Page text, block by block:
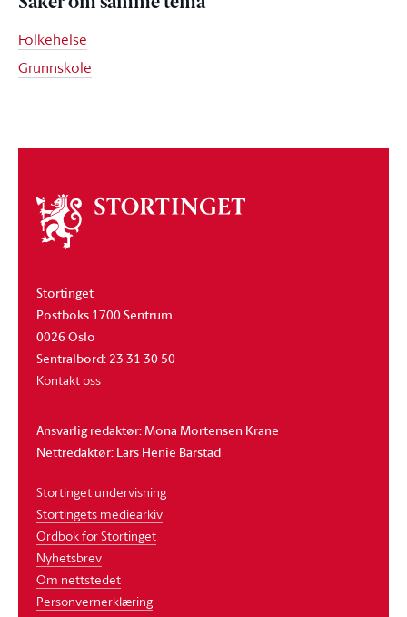
Saker om samme tema
Folkehelse
Grunnskole
Om
stortinget
Stortinget
Postboks 1700 Sentrum
0026 Oslo
Sentralbord: 23 31 30 50
Kontakt oss
Ansvarlig redaktør: Mona Mortensen Krane
Nettredaktør: Lars Henie Barstad
Stortinget undervisning
Stortingets mediearkiv
Ordbok for Stortinget
Nyhetsbrev
Om nettstedet
Personvernerklæring